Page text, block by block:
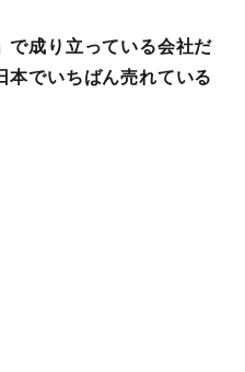
で成り立っている会社だ
本でいちばん売れている